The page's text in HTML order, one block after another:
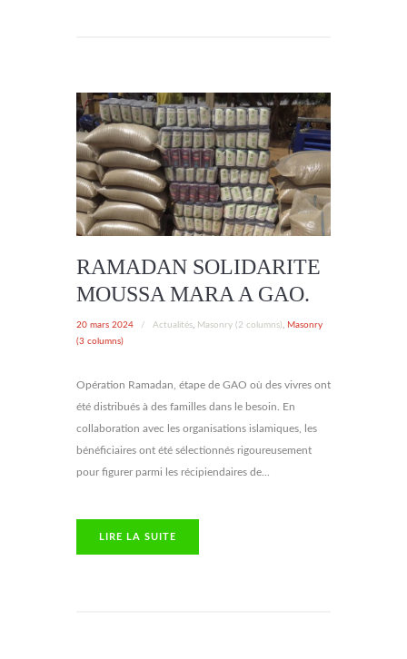
RAMADAN SOLIDARITE
MOUSSA MARA A GAO.
20 mars 2024 / Actualités Masonry (2 columns)
Masonry
(3 columns)
Opération Ramadan, étape de GAO où des vivres ont
été distribués à des familles dans le besoin. En
collaboration avec les organisations islamiques, les
bénéficiaires ont été sélectionnés rigoureusement
pour figurer parmi les récipiendaires de...
LIRE LA SUITE